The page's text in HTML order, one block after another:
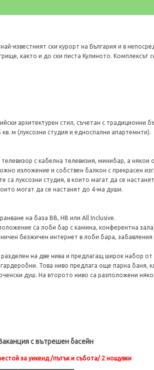
известният ски курорт на България и в
както и до ски писта Кулиното. Комплексът
архитектурен стил, съчетан с традиционни
м (луксозни студия и едноспални апартемнти).
с кабелна телевизия, минибар, а някои
изложение и собствен балкон с прекрасен
са луксозни студия, в които магат да се
могат да се настанят до 4-ма души.
на база BB, HB или All Inclusive.
са лоби бар с камина, конферентна
безжичен интернет в лоби бара, забавления
на две нива и предлагащ широк набор
Това ниво предлага още парна баня,
душ. На второто ниво са разположени
с вътрешен басейн
за уикенд /пътък и събота/ 2 нощувки